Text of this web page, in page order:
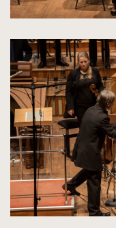
spowoduje
powiększenie
zdjęcia
do
rozmiarów
oryginalnych